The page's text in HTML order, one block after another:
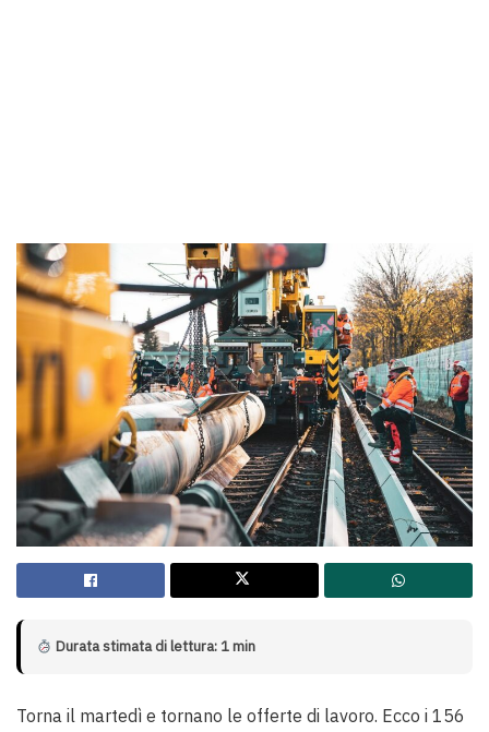
Durata stimata di lettura: 1 min
Torna il martedì e tornano le offerte di lavoro. Ecco i 156